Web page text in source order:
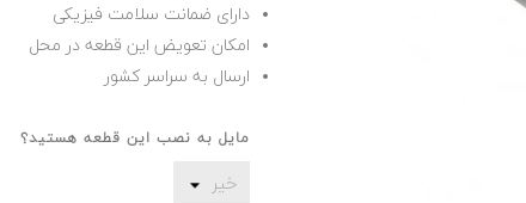
دارای ضمانت سلامت فیزیکی
امکان تعویض این قطعه در محل
ارسال به سراسر کشور
مایل به نصب این قطعه هستید؟